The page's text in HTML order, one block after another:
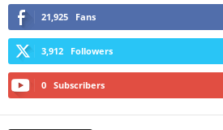
21,925 Fans
3,912 Followers
0 Subscribers